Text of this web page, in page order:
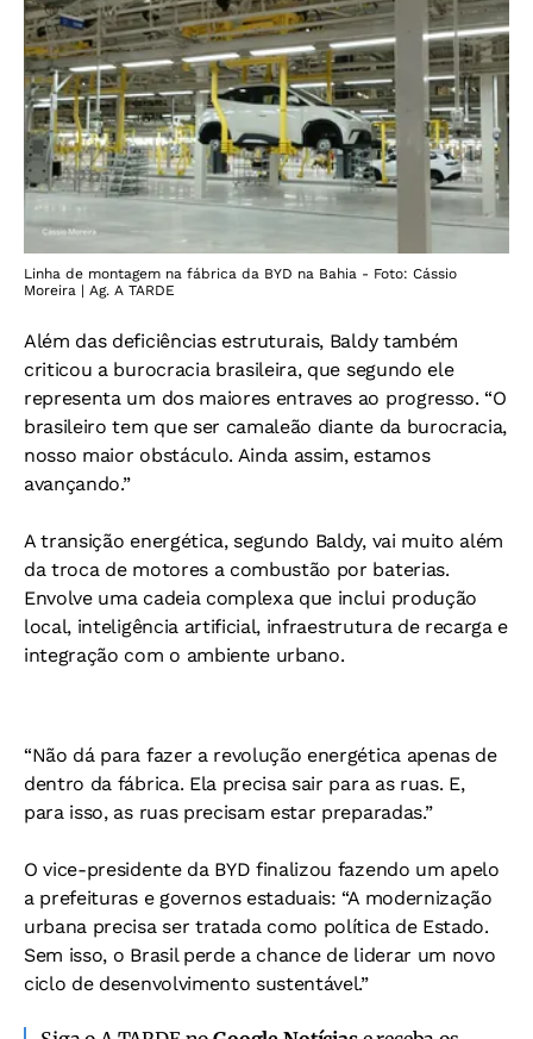
Linha de montagem na fábrica da BYD na Bahia - Foto: Cássio
Moreira | Ag. A TARDE
Além das deficiências estruturais, Baldy também
criticou a burocracia brasileira, que segundo ele
representa um dos maiores entraves ao progresso. “O
brasileiro tem que ser camaleão diante da burocracia,
nosso maior obstáculo. Ainda assim, estamos
avançando.”
A transição energética, segundo Baldy, vai muito além
da troca de motores a combustão por baterias.
Envolve uma cadeia complexa que inclui produção
local, inteligência artificial, infraestrutura de recarga e
integração com o ambiente urbano.
“Não dá para fazer a revolução energética apenas de
dentro da fábrica. Ela precisa sair para as ruas. E,
para isso, as ruas precisam estar preparadas.”
O vice-presidente da BYD finalizou fazendo um apelo
a prefeituras e governos estaduais: “A modernização
urbana precisa ser tratada como política de Estado.
Sem isso, o Brasil perde a chance de liderar um novo
ciclo de desenvolvimento sustentável.”